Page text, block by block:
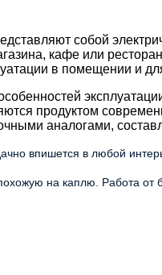
собой
кафе или
в помещении и
продуктом
аналогами,
впишется в любой
на каплю. Работа от